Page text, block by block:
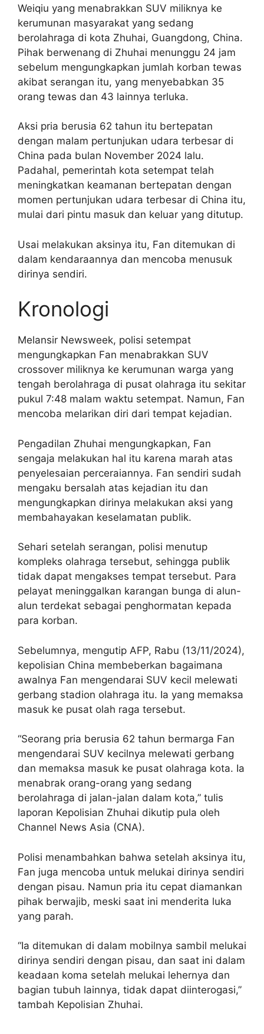
Weiqiu yang menabrakkan SUV miliknya ke
kerumunan masyarakat yang sedang
berolahraga di kota Zhuhai, Guangdong, China.
Pihak berwenang di Zhuhai menunggu 24 jam
sebelum mengungkapkan jumlah korban tewas
akibat serangan itu, yang menyebabkan 35
orang tewas dan 43 lainnya terluka.
Aksi pria berusia 62 tahun itu bertepatan
dengan malam pertunjukan udara terbesar di
China pada bulan November 2024 lalu.
Padahal, pemerintah kota setempat telah
meningkatkan keamanan bertepatan dengan
momen pertunjukan udara terbesar di China itu,
mulai dari pintu masuk dan keluar yang ditutup.
Usai melakukan aksinya itu, Fan ditemukan di
dalam kendaraannya dan mencoba menusuk
dirinya sendiri.
Kronologi
Melansir Newsweek, polisi setempat
mengungkapkan Fan menabrakkan SUV
crossover miliknya ke kerumunan warga yang
tengah berolahraga di pusat olahraga itu sekitar
pukul 7:48 malam waktu setempat. Namun, Fan
mencoba melarikan diri dari tempat kejadian.
Pengadilan Zhuhai mengungkapkan, Fan
sengaja melakukan hal itu karena marah atas
penyelesaian perceraiannya. Fan sendiri sudah
mengaku bersalah atas kejadian itu dan
mengungkapkan dirinya melakukan aksi yang
membahayakan keselamatan publik.
Sehari setelah serangan, polisi menutup
kompleks olahraga tersebut, sehingga publik
tidak dapat mengakses tempat tersebut. Para
pelayat meninggalkan karangan bunga di alun-
alun terdekat sebagai penghormatan kepada
para korban.
Sebelumnya, mengutip AFP, Rabu (13/11/2024),
kepolisian China membeberkan bagaimana
awalnya Fan mengendarai SUV kecil melewati
gerbang stadion olahraga itu. Ia yang memaksa
masuk ke pusat olah raga tersebut.
“Seorang pria berusia 62 tahun bermarga Fan
mengendarai SUV kecilnya melewati gerbang
dan memaksa masuk ke pusat olahraga kota. Ia
menabrak orang-orang yang sedang
berolahraga di jalan-jalan dalam kota,” tulis
laporan Kepolisian Zhuhai dikutip pula oleh
Channel News Asia (CNA).
Polisi menambahkan bahwa setelah aksinya itu,
Fan juga mencoba untuk melukai dirinya sendiri
dengan pisau. Namun pria itu cepat diamankan
pihak berwajib, meski saat ini menderita luka
yang parah.
“Ia ditemukan di dalam mobilnya sambil melukai
dirinya sendiri dengan pisau, dan saat ini dalam
keadaan koma setelah melukai lehernya dan
bagian tubuh lainnya, tidak dapat diinterogasi,”
tambah Kepolisian Zhuhai.